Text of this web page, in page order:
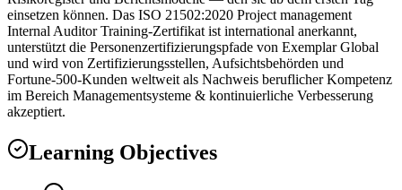
einsetzen können. Das ISO 21502:2020 Project management
Internal Auditor Training-Zertifikat ist international anerkannt,
unterstützt die Personenzertifizierungspfade von Exemplar Global
und wird von Zertifizierungsstellen, Aufsichtsbehörden und
Fortune-500-Kunden weltweit als Nachweis beruflicher Kompetenz
im Bereich Managementsysteme & kontinuierliche Verbesserung
akzeptiert.
Learning Objectives